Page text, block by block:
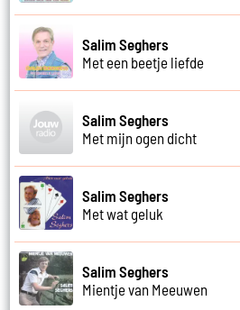
Salim Seghers
Met een beetje liefde
Salim Seghers
Met mijn ogen dicht
Salim Seghers
Met wat geluk
Salim Seghers
Mientje van Meeuwen